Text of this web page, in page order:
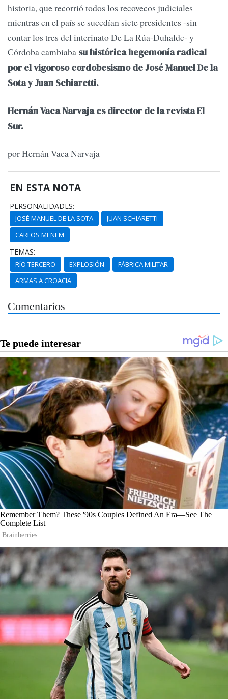
historia, que recorrió todos los recovecos judiciales
mientras en el país se sucedían siete presidentes -sin
contar los tres del interinato De La Rúa-Duhalde- y
Córdoba cambiaba su histórica hegemonía radical
por el vigoroso cordobesismo de José Manuel De la
Sota y Juan Schiaretti.
Hernán Vaca Narvaja es director de la revista El
Sur.
por Hernán Vaca Narvaja
EN ESTA NOTA
PERSONALIDADES:
JOSÉ MANUEL DE LA SOTA
JUAN SCHIARETTI
CARLOS MENEM
TEMAS:
RÍO TERCERO EXPLOSIÓN
FÁBRICA MILITAR
ARMAS A CROACIA
Comentarios